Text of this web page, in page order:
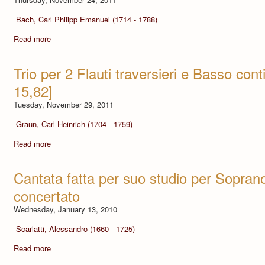
Bach, Carl Philipp Emanuel (1714 - 1788)
Read more
Trio per 2 Flauti traversieri e Basso
15,82]
Tuesday, November 29, 2011
Graun, Carl Heinrich (1704 - 1759)
Read more
Cantata fatta per suo studio per
concertato
Wednesday, January 13, 2010
Scarlatti, Alessandro (1660 - 1725)
Read more